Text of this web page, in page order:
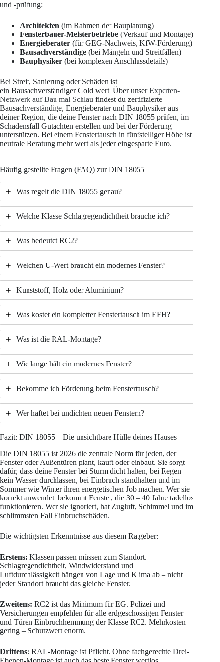
und -prüfung:
Architekten (im Rahmen der Bauplanung)
Fensterbauer-Meisterbetriebe (Verkauf und Montage)
Energieberater (für GEG-Nachweis, KfW-Förderung)
Bausachverständige (bei Mängeln und Streitfällen)
Bauphysiker (bei komplexen Anschlussdetails)
Bei Streit, Sanierung oder Schäden ist
ein Bausachverständiger Gold wert. Über unserExperten-
Netzwerk auf Bau mal Schlau findest du zertifizierte
Bausachverständige, Energieberater und Bauphysiker aus
deiner Region, die deine Fenster nach DIN 18055 prüfen, im
Schadensfall Gutachten erstellen und bei der Förderung
unterstützen. Bei einem Fenstertausch in fünfstelliger Höhe ist
neutrale Beratung mehr wert als jeder eingesparte Euro.
Häufig gestellte Fragen (FAQ) zur DIN 18055
Was regelt die DIN 18055 genau?
Welche Klasse Schlagregendichtheit brauche ich?
Was bedeutet RC2?
Welchen U-Wert braucht ein modernes Fenster?
Kunststoff, Holz oder Aluminium?
Was kostet ein kompletter Fenstertausch im EFH?
Was ist die RAL-Montage?
Wie lange hält ein modernes Fenster?
Bekomme ich Förderung beim Fenstertausch?
Wer haftet bei undichten neuen Fenstern?
Fazit: DIN 18055 – Die unsichtbare Hülle deines Hauses
Die DIN 18055 ist 2026 die zentrale Norm für jeden, der
Fenster oder Außentüren plant, kauft oder einbaut. Sie sorgt
dafür, dass deine Fenster bei Sturm dicht halten, bei Regen
kein Wasser durchlassen, bei Einbruch standhalten und im
Sommer wie Winter ihren energetischen Job machen. Wer sie
korrekt anwendet, bekommt Fenster, die 30 – 40 Jahre tadellos
funktionieren. Wer sie ignoriert, hat Zugluft, Schimmel und im
schlimmsten Fall Einbruchschäden.
Die wichtigsten Erkenntnisse aus diesem Ratgeber:
Erstens: Klassen passen müssen zum Standort.
Schlagregendichtheit, Windwiderstand und
Luftdurchlässigkeit hängen von Lage und Klima ab – nicht
jeder Standort braucht das gleiche Fenster.
Zweitens: RC2 ist das Minimum für EG. Polizei und
Versicherungen empfehlen für alle erdgeschossigen Fenster
und Türen Einbruchhemmung der Klasse RC2. Mehrkosten
gering – Schutzwert enorm.
Drittens: RAL-Montage ist Pflicht. Ohne fachgerechte Drei-